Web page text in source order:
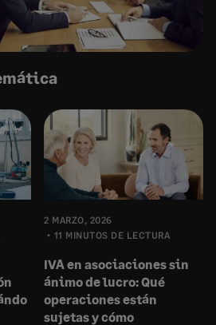
2 MARZO, 2026
11 MINUTOS DE LECTURA
IVA en asociaciones sin
ánimo de lucro: Qué
operaciones están
sujetas y cómo